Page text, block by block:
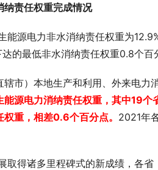
纳责任权重完成情况
能源电力非水消纳责任权重为
的最低非水消纳责任权重0.8个百
市）本地生产和利用、外来电力
源电力消纳责任权重，其中19
重，相差0.6个百分点。 2021年
取得诸多里程碑式的新成绩，各